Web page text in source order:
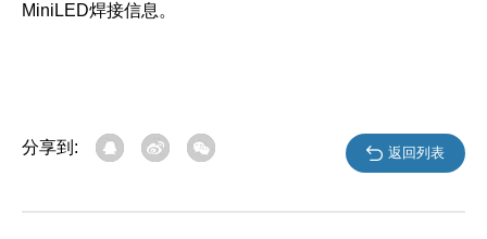
MiniLED焊接信息。
分享到: 返回列表